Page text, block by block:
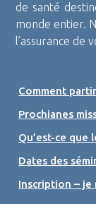
de santé
monde entier.
l’assurance de
Comment
Prochianes
Qu’est-ce que
Dates des
Inscription – je